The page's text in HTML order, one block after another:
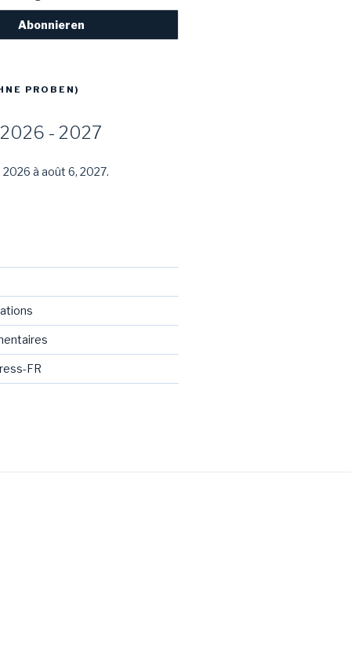
PROBEN)
2026 - 2027
à août 6, 2027.
FR